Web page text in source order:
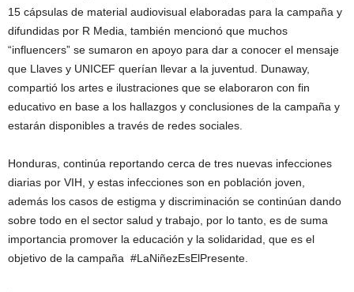
15 cápsulas de material audiovisual elaboradas para la campaña y
difundidas por R Media, también mencionó que muchos
“influencers” se sumaron en apoyo para dar a conocer el mensaje
que Llaves y UNICEF querían llevar a la juventud. Dunaway,
compartió los artes e ilustraciones que se elaboraron con fin
educativo en base a los hallazgos y conclusiones de la campaña y
estarán disponibles a través de redes sociales.
Honduras, continúa reportando cerca de tres nuevas infecciones
diarias por VIH, y estas infecciones son en población joven,
además los casos de estigma y discriminación se continúan dando
sobre todo en el sector salud y trabajo, por lo tanto, es de suma
importancia promover la educación y la solidaridad, que es el
objetivo de la campaña #LaNiñezEsElPresente.